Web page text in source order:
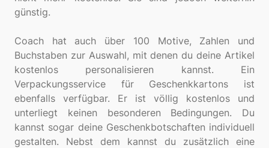
günstig.
Coach hat auch über 100 Motive, Zahlen und
Buchstaben zur Auswahl, mit denen du deine Artikel
kostenlos personalisieren kannst. Ein
Verpackungsservice für Geschenkkartons ist
ebenfalls verfügbar. Er ist völlig kostenlos und
unterliegt keinen besonderen Bedingungen. Du
kannst sogar deine Geschenkbotschaften individuell
gestalten. Nebst dem kannst du zusätzlich eine